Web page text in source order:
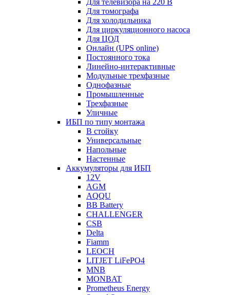
Для телевизора на 220 В
Для томографа
Для холодильника
Для циркуляционного насоса
Для ЦОД
Онлайн (UPS online)
Постоянного тока
Линейно-интерактивные
Модульные трехфазные
Однофазные
Промышленные
Трехфазные
Уличные
ИБП по типу монтажа
В стойку
Универсальные
Напольные
Настенные
Аккумуляторы для ИБП
12V
AGM
AQQU
BB Battery
CHALLENGER
CSB
Delta
Fiamm
LEOCH
LITJET LiFePO4
MNB
MONBAT
Prometheus Energy